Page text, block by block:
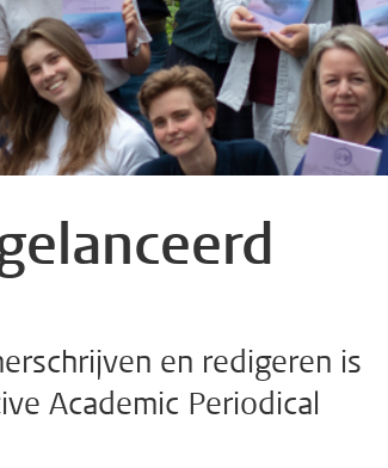
en redigeren is
Academic Periodical